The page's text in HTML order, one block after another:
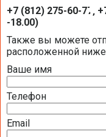
+7 (812) 275-60-77,
-18.00)
Также вы можете
расположенной
Ваше имя
Телефон
Email